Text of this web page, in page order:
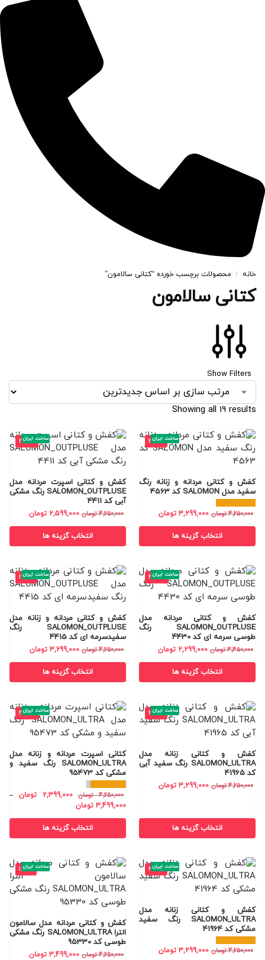
خانه / محصولات برچسب خورده “کتانی سالامون”
کتانی سالامون
Show Filters
Showing all 19 results
-22%
کفش و کتانی مردانه و زنانه رنگ
سفید مدل SALOMON کد 4563
4,250,000 تومان 3,299,000 تومان
ساخت ایران
انتخاب گزینه ها
-39%
کفش و کتانی اسپرت مردانه مدل
SALOMON_OUTPLUSE رنگ مشکی
آبی کد 4411
4,250,000 تومان 2,599,000 تومان
ساخت ایران
انتخاب گزینه ها
کفش و کتانی مردانه مدل
SALOMON_OUTPLUSE رنگ
طوسی سرمه ای کد 4430
3,450,000 تومان 2,299,000 تومان
ساخت ایران
انتخاب گزینه ها
-13%
کفش و کتانی مردانه و زنانه مدل
SALOMON_OUTPLUSE رنگ
سفیدسرمه ای کد 4415
4,250,000 تومان 3,699,000 تومان
ساخت ایران
انتخاب گزینه ها
-22%
کفش و کتانی زنانه مدل
SALOMON_ULTRA رنگ سفید آبی
کد 41965
4,250,000 تومان 3,299,000 تومان
ساخت ایران
انتخاب گزینه ها
کتانی اسپرت مردانه و زنانه مدل
SALOMON_ULTRA رنگ سفید و
مشکی کد 95473
4,250,000 تومان 2,399,000 تومان –
3,499,000 تومان
ساخت ایران
انتخاب گزینه ها
-22%
کفش و کتانی زنانه مدل
SALOMON_ULTRA رنگ سفید
مشکی کد 41964
4,250,000 تومان 3,299,000 تومان
ساخت ایران -18%
کفش و کتانی مردانه مدل سالامون
الترا SALOMON_ULTRA رنگ مشکی
طوسی کد 95330
4,250,000 تومان 3,499,000 تومان
ساخت ایران